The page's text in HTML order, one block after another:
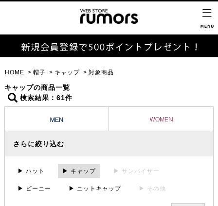
HOME 帽子 キャップ 対象商品
キャップの商品一覧
検索結果：61件
さらに絞り込む
▶ ハット ▶ キャップ ▶ サンバイザー
▶ ビーニー ▶ ニットキャップ ▶ その他